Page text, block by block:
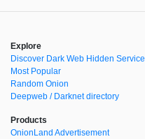
Explore
Discover Dark Web Hidden Service
Most Popular
Random Onion
Deepweb / Darknet directory
Products
OnionLand Advertisement